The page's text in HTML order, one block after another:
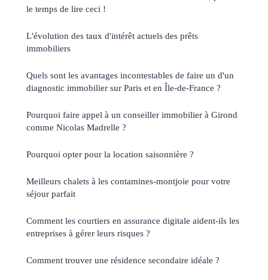
le temps de lire ceci !
L'évolution des taux d'intérêt actuels des prêts
immobiliers
Quels sont les avantages incontestables de faire un d'un
diagnostic immobilier sur Paris et en Île-de-France ?
Pourquoi faire appel à un conseiller immobilier à Girond
comme Nicolas Madrelle ?
Pourquoi opter pour la location saisonnière ?
Meilleurs chalets à les contamines-montjoie pour votre
séjour parfait
Comment les courtiers en assurance digitale aident-ils les
entreprises à gérer leurs risques ?
Comment trouver une résidence secondaire idéale ?